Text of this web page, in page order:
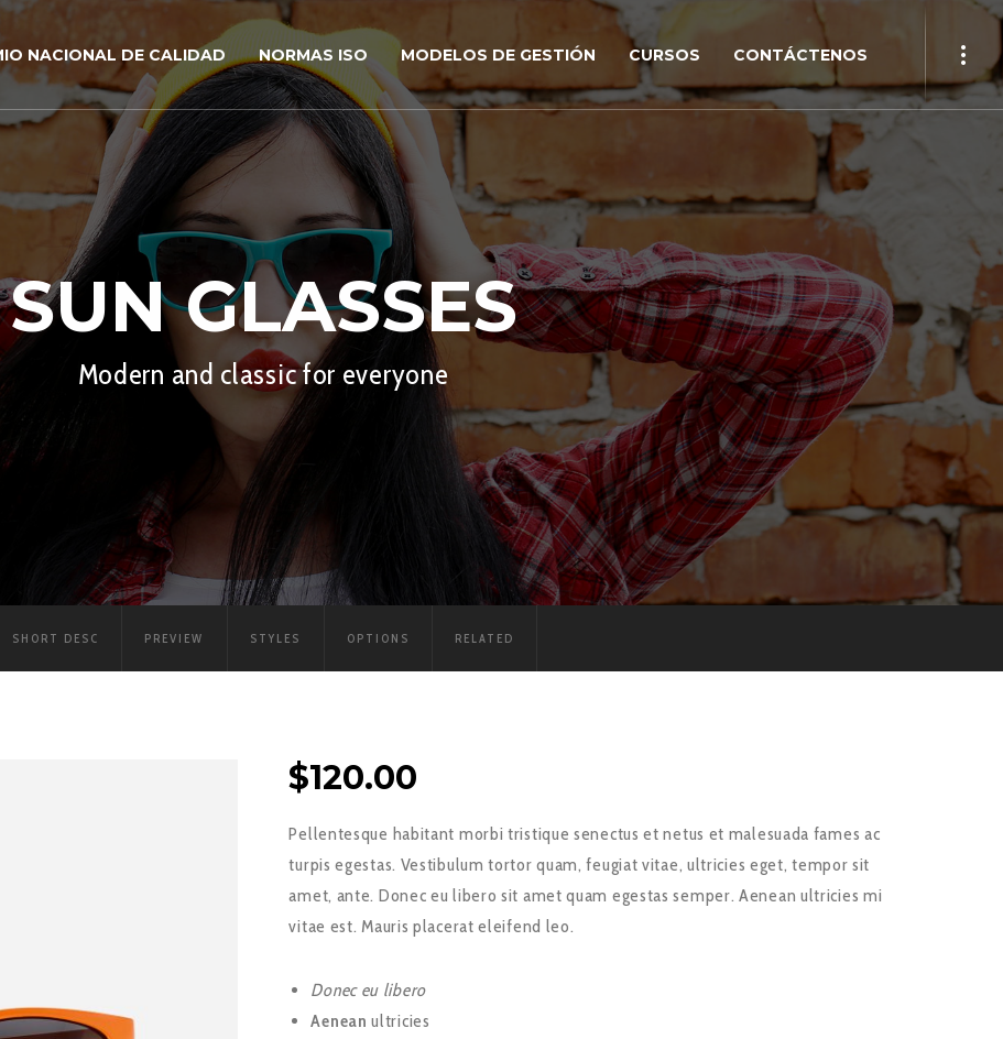
NACIONAL DE CALIDAD NORMAS ISO MODELOS DE GESTIÓN CURSOS CONTÁCTENOS
SUN GLASSES
Modern and classic for everyone
SHORT DESC PREVIEW STYLES OPTIONS RELATED
$120.00
Pellentesque habitant morbi tristique senectus et netus et malesuada fames ac
turpis egestas. Vestibulum tortor quam, feugiat vitae, ultricies eget, tempor sit
amet, ante. Donec eu libero sit amet quam egestas semper. Aenean ultricies mi
vitae est. Mauris placerat eleifend leo.
Donec eu libero
Aenean ultricies